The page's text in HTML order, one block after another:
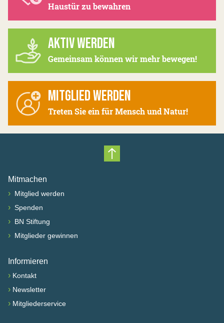
Haustür zu bewahren
AKTIV WERDEN
Gemeinsam können wir mehr bewegen!
MITGLIED WERDEN
Treten Sie ein für Mensch und Natur!
Nach oben scrollen
Mitmachen
› Mitglied werden
› Spenden
› BN Stiftung
› Mitglieder gewinnen
Informieren
› Kontakt
› Newsletter
› Mitgliederservice